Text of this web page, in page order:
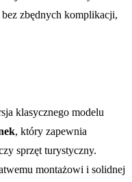
zbędnych komplikacji,
klasycznego modelu
, który zapewnia
sprzęt turystyczny.
montażowi i solidnej